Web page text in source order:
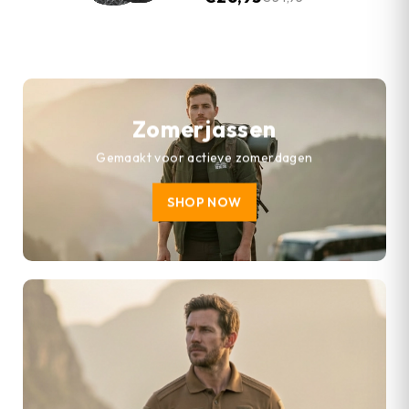
Zomerjassen
Gemaakt voor actieve zomerdagen
SHOP NOW